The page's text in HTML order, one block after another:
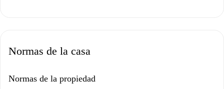
Normas de la casa
Normas de la propiedad